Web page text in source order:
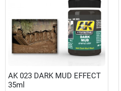
AK 023 DARK MUD EFFECT
35ml